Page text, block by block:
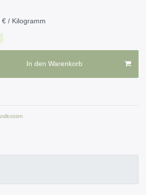
/ Kilogramm
In den Warenkorb